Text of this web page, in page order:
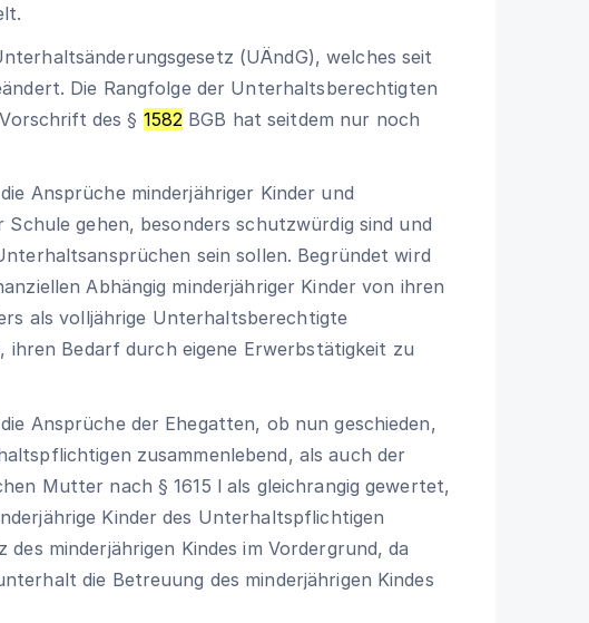
(UÄndG), welches seit
Die Rangfolge der Unterhaltsberechtigten
Vorschrift des§ 1582 BGB hat seitdem nur noch
Ansprüche minderjähriger Kinder und
gehen, besonders schutzwürdig sind und
sein sollen. Begründet wird
Abhängig minderjähriger Kinder von ihren
als volljährige Unterhaltsberechtigte
ihren Bedarf durch eigene Erwerbstätigkeit zu
Ansprüche der Ehegatten, ob nun geschieden,
zusammenlebend, als auch der
Mutter nach § 1615 l als gleichrangig gewertet,
Kinder des Unterhaltspflichtigen
minderjährigen Kindes im Vordergrund, da
die Betreuung des minderjährigen Kindes